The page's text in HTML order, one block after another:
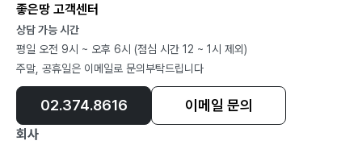
관리자에 대해서는 어떻게 처분하나요?
22. 지체 없이 조사해야 한다는데, 어느 정도 시간이 지체
없이인가요?
23. 취업규칙상 직장 내 괴롭힘 조사기간을 30일로 정하
였는데, 30일을 초과하는 경우 어떻게 해야 하나요?
24. 면담자와 조사자가 같아도 되나요?
좋은땅 고객센터
상담 가능 시간
평일 오전 9시 ~ 오후 6시 (점심 시간 12 ~ 1시 제외)
주말, 공휴일은 이메일로 문의부탁드립니다
02.374.8616 이메일 문의
회사